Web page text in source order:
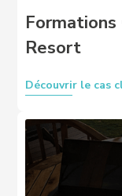
Formations
Resort
Découvrir le cas